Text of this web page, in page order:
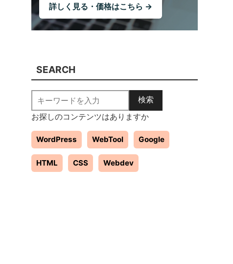
詳しく見る・価格はこちら →
SEARCH
検索
お探しのコンテンツはありますか
WordPress WebTool Google
HTML CSS Webdev